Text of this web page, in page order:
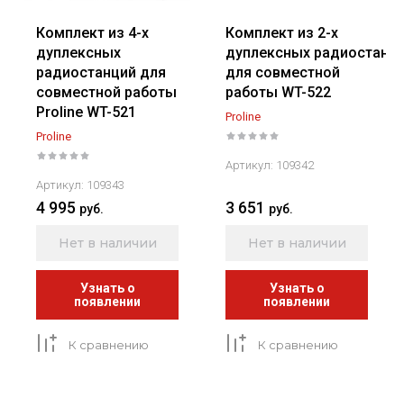
Комплект из 4-х
дуплексных
радиостанций для
совместной работы
Proline WT-521
Proline
Артикул: 109343
4 995 руб.
Нет в наличии
Узнать о
появлении
К сравнению
Комплект из 2-х
дуплексных
для совместной
работы WT-522
Proline
Артикул: 109342
3 651 руб.
Нет в наличии
Узнать о
появлении
К сравнению